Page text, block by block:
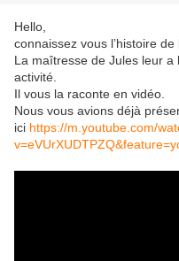
Hello,
connaissez vous l’histoire
La maîtresse de Jules leur a
activité.
Il vous la raconte en vidéo.
Nous vous avions déjà
ici https://m.youtube.com/